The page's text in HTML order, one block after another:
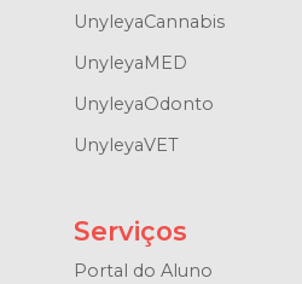
UnyleyaCannabis
UnyleyaMED
UnyleyaOdonto
UnyleyaVET
Serviços
Portal do Aluno